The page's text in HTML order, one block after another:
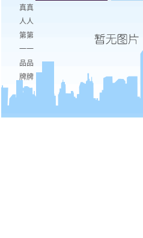
真
人
第
一
品
牌
真
人
第
一
品
牌